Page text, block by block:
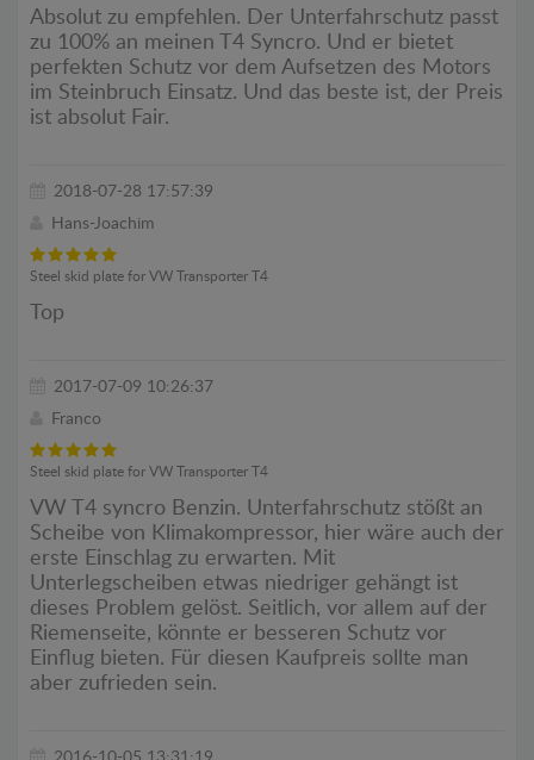
Absolut zu empfehlen. Der Unterfahrschutz passt
zu 100% an meinen T4 Syncro. Und er bietet
perfekten Schutz vor dem Aufsetzen des Motors
im Steinbruch Einsatz. Und das beste ist, der Preis
ist absolut Fair.
2018-07-28 17:57:39
Hans-Joachim
Steel skid plate for VW Transporter T4
Top
2017-07-09 10:26:37
Franco
Steel skid plate for VW Transporter T4
VW T4 syncro Benzin. Unterfahrschutz stößt an
Scheibe von Klimakompressor, hier wäre auch der
erste Einschlag zu erwarten. Mit
Unterlegscheiben etwas niedriger gehängt ist
dieses Problem gelöst. Seitlich, vor allem auf der
Riemenseite, könnte er besseren Schutz vor
Einflug bieten. Für diesen Kaufpreis sollte man
aber zufrieden sein.